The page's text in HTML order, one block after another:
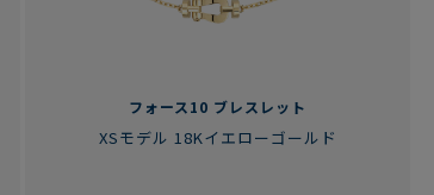
フォース10 ブレスレット
XSモデル 18Kイエローゴールド